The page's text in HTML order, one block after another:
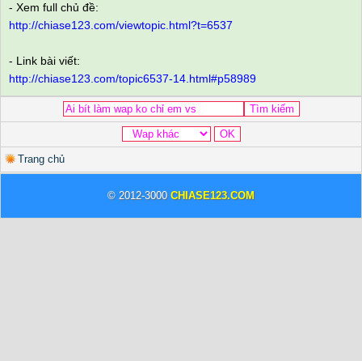
- Xem full chủ đề:
http://chiase123.com/viewtopic.html?t=6537
- Link bài viết:
http://chiase123.com/topic6537-14.html#p58989
Trang chủ
© 2012-3000 CHIASE123.COM